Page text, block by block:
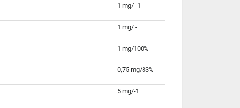
1 mg/- 1
1 mg/ -
1 mg/100%
0,75 mg/83%
5 mg/-1